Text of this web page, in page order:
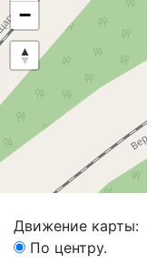
−
Движение карты:
По центру.